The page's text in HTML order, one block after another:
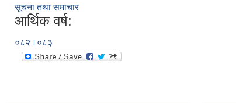
सूचना तथा समाचार
आर्थिक वर्ष:
०८२।०८३